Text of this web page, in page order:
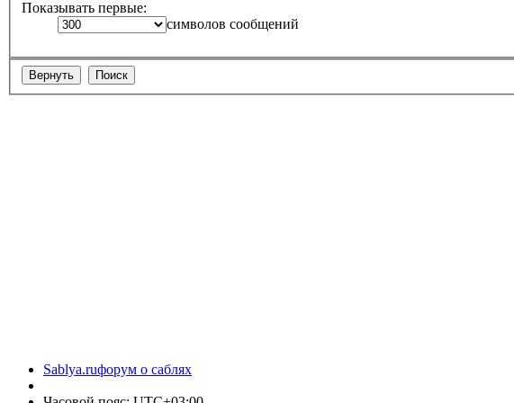
Показывать первые:
символов сообщений
Sablya.ruфорум о саблях